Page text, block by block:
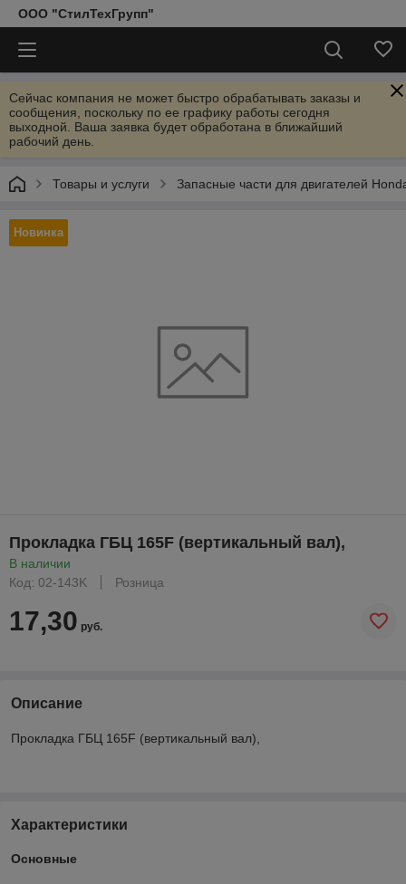
ООО "СтилТехГрупп"
Сейчас компания не может быстро обрабатывать заказы и
сообщения, поскольку по ее графику работы сегодня
выходной. Ваша заявка будет обработана в ближайший
рабочий день.
Товары и услуги Запасные части для двигателей
Новинка
Прокладка ГБЦ 165F (вертикальный вал),
В наличии
Код: 02-143K
Розница
17,30 руб.
Описание
Прокладка ГБЦ 165F (вертикальный вал),
Характеристики
Основные